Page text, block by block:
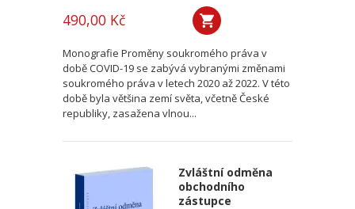
490,00 Kč
Monografie Proměny soukromého práva v
době COVID-19 se zabývá vybranými změnami
soukromého práva v letech 2020 až 2022. V této
době byla většina zemí světa, včetně České
republiky, zasažena vlnou...
Zvláštní odměna
obchodního
zástupce